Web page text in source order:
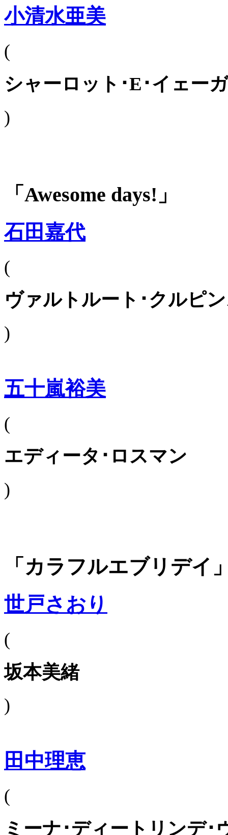
小清水亜美
(
シャーロット･E･イェー
)
「Awesome days!」
石田嘉代
(
ヴァルトルート･クルピ
)
五十嵐裕美
(
エディータ･ロスマン
)
「カラフルエブリデイ
世戸さおり
(
坂本美緒
)
田中理恵
(
ミーナ･ディートリンデ･